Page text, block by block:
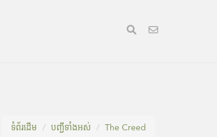
ទំព័រ​ដេីម បញ្ជីទាំងអស់ The Creed